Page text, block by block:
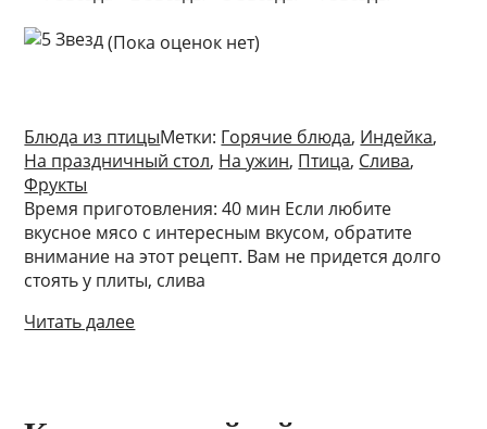
(Пока оценок нет)
Блюда из птицыМетки: Горячие блюда, Индейка,
На праздничный стол, На ужин, Птица, Слива,
Фрукты
Время приготовления: 40 мин Если любите
вкусное мясо с интересным вкусом, обратите
внимание на этот рецепт. Вам не придется долго
стоять у плиты, слива
Читать далее